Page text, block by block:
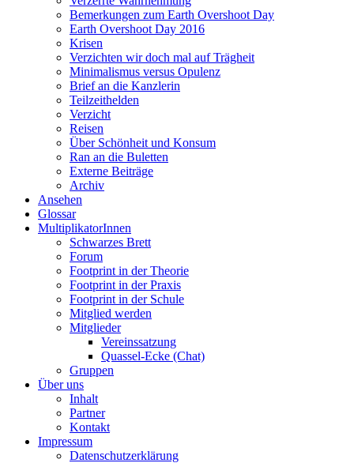
Bemerkungen zum Earth Overshoot Day
Earth Overshoot Day 2016
Krisen
Verzichten wir doch mal auf Trägheit
Minimalismus versus Opulenz
Brief an die Kanzlerin
Teilzeithelden
Verzicht
Reisen
Über Schönheit und Konsum
Ran an die Buletten
Externe Beiträge
Archiv
Ansehen
Glossar
MultiplikatorInnen
Schwarzes Brett
Forum
Footprint in der Theorie
Footprint in der Praxis
Footprint in der Schule
Mitglied werden
Mitglieder
Vereinssatzung
Quassel-Ecke (Chat)
Gruppen
Über uns
Inhalt
Partner
Kontakt
Impressum
Datenschutzerklärung